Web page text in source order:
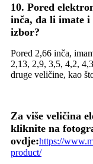
10. Pored
inča, da li imate i
izbor?
Pored 2,66 inča,
2,13, 2,9, 3,5, 4,2,
druge veličine, kao
Za više veličina
kliknite na
ovdje:https://
product/